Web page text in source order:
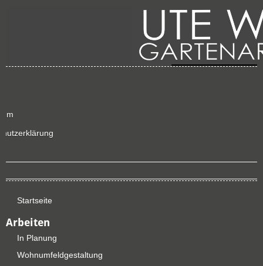
Startseite
Arbeiten
In Planung
Wohnumfeldgestaltung